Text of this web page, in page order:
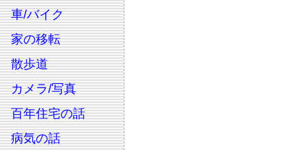
車/バイク
家の移転
散歩道
カメラ/写真
百年住宅の話
病気の話